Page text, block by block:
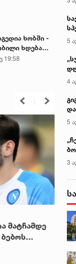
ხობში -
ხდება
დედა-
19:58
მატჩამდე
ბებოს
30
5
4
5
3